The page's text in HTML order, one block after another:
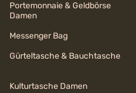
Portemonnaie & Geldbörse
Damen
Messenger Bag
Gürteltasche & Bauchtasche
Kulturtasche Damen